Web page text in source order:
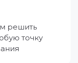
решить
точку